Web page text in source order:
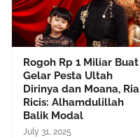
Rogoh Rp 1 Miliar Buat
Gelar Pesta Ultah
Dirinya dan Moana, Ria
Ricis: Alhamdulillah
Balik Modal
July 31, 2025